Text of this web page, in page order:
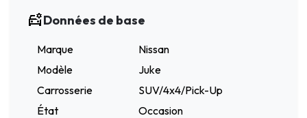
Données de base
Marque
Nissan
Modèle
Juke
Carrosserie
SUV/4x4/Pick-Up
État
Occasion